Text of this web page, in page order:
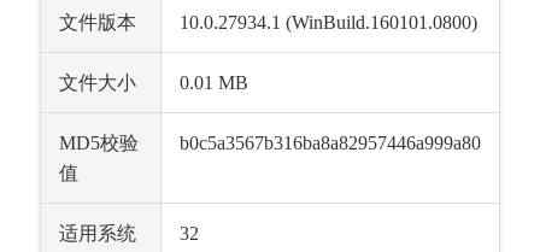
文件版本 10.0.27934.1 (WinBuild.160101.0800)
文件大小 0.01 MB
MD5校验
值
b0c5a3567b316ba8a82957446a999a80
适用系统 32